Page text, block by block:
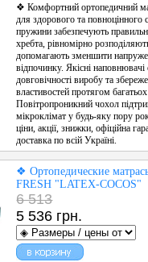
❖ Комфортний ортопедичний
для здорового та повноцінного
пружини забезпечують
хребта, рівномірно
допомагають зменшити
відпочинку. Якісні
довговічності виробу та
властивостей протягом багатьох
Повітропроникний чохол
мікроклімат у будь-яку пору
ціни, акції, знижки, офіційна
доставка по всій Україні.
❖ Ортопедические
FRESH "LATEX-COCOS"
6 513
5 536 грн.